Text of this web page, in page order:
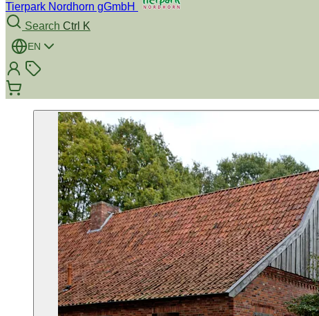
Tierpark Nordhorn gGmbH
Search Ctrl K
EN